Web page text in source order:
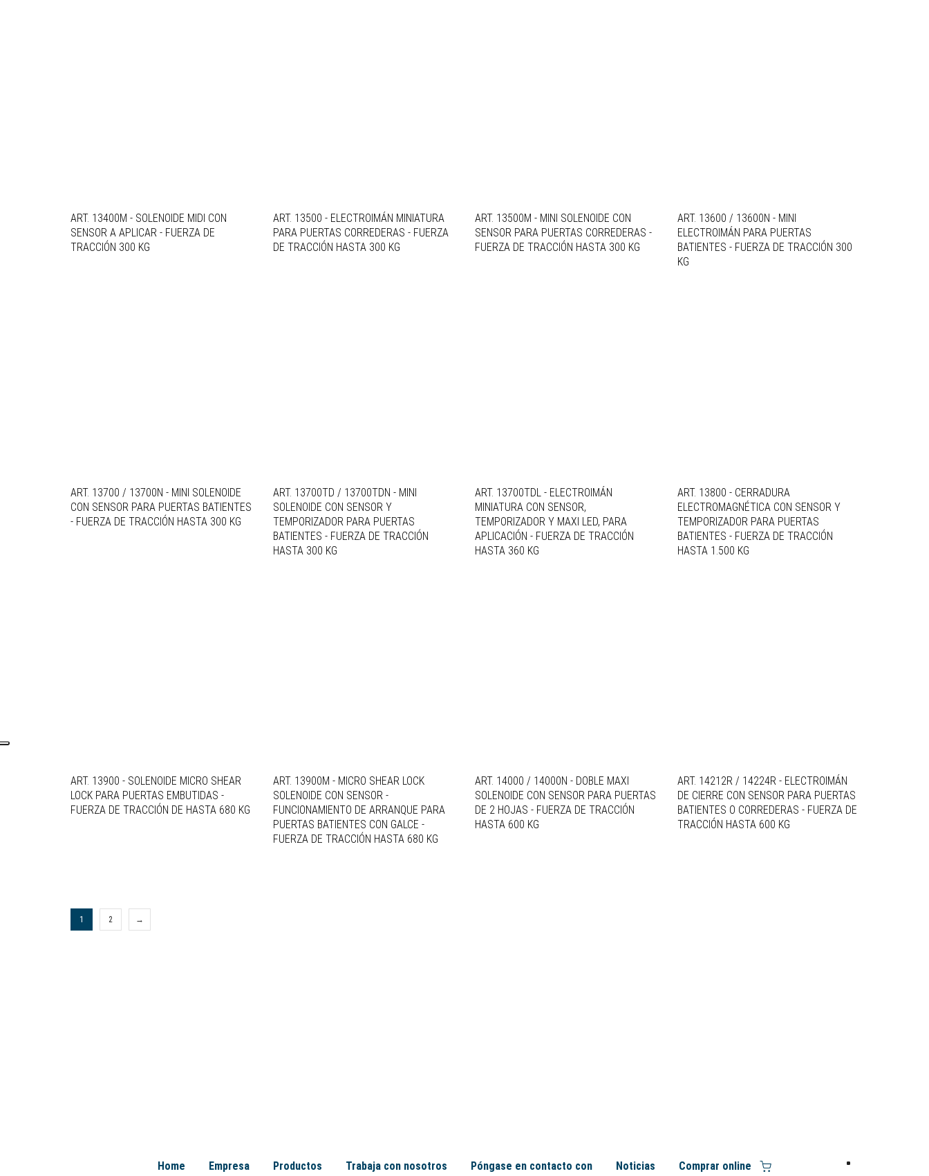
ART. 13400M - SOLENOIDE MIDI CON
SENSOR A APLICAR - FUERZA DE
TRACCIÓN 300 KG
ART. 13500 - ELECTROIMÁN MINIATURA
PARA PUERTAS CORREDERAS - FUERZA
DE TRACCIÓN HASTA 300 KG
ART. 13500M - MINI SOLENOIDE CON
SENSOR PARA PUERTAS CORREDERAS -
FUERZA DE TRACCIÓN HASTA 300 KG
ART. 13600 / 13600N - MINI
ELECTROIMÁN PARA PUERTAS
BATIENTES - FUERZA DE TRACCIÓN 300
KG
ART. 13700 / 13700N - MINI SOLENOIDE
CON SENSOR PARA PUERTAS BATIENTES
- FUERZA DE TRACCIÓN HASTA 300 KG
ART. 13700TD / 13700TDN - MINI
SOLENOIDE CON SENSOR Y
TEMPORIZADOR PARA PUERTAS
BATIENTES - FUERZA DE TRACCIÓN
HASTA 300 KG
ART. 13700TDL - ELECTROIMÁN
MINIATURA CON SENSOR,
TEMPORIZADOR Y MAXI LED, PARA
APLICACIÓN - FUERZA DE TRACCIÓN
HASTA 360 KG
ART. 13800 - CERRADURA
ELECTROMAGNÉTICA CON SENSOR Y
TEMPORIZADOR PARA PUERTAS
BATIENTES - FUERZA DE TRACCIÓN
HASTA 1.500 KG
ART. 13900 - SOLENOIDE MICRO SHEAR
LOCK PARA PUERTAS EMBUTIDAS -
FUERZA DE TRACCIÓN DE HASTA 680 KG
ART. 13900M - MICRO SHEAR LOCK
SOLENOIDE CON SENSOR -
FUNCIONAMIENTO DE ARRANQUE PARA
PUERTAS BATIENTES CON GALCE -
FUERZA DE TRACCIÓN HASTA 680 KG
ART. 14000 / 14000N - DOBLE MAXI
SOLENOIDE CON SENSOR PARA PUERTAS
DE 2 HOJAS - FUERZA DE TRACCIÓN
HASTA 600 KG
ART. 14212R / 14224R - ELECTROIMÁN
DE CIERRE CON SENSOR PARA PUERTAS
BATIENTES O CORREDERAS - FUERZA DE
TRACCIÓN HASTA 600 KG
1 2 →
Home Empresa Productos Trabaja con nosotros Póngase en contacto con Noticias Comprar online